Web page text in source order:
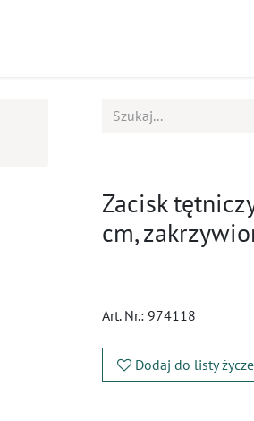
Zacisk
cm,
Art. Nr.: 974118
Dodaj do listy